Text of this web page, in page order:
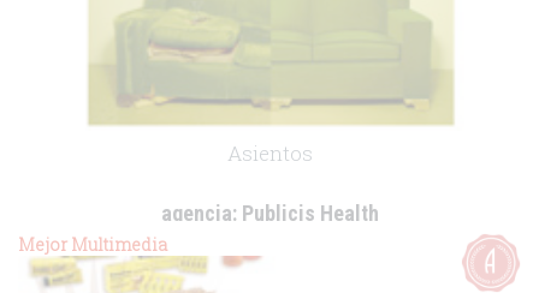
Asientos
agencia:Publicis Health
Mejor Multimedia